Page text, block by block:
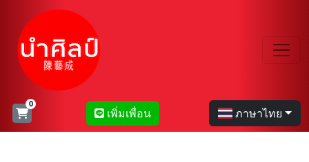
เพิ่มเพื่อน ภาษาไทย